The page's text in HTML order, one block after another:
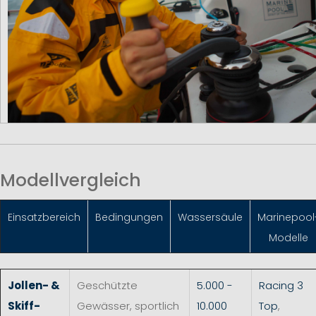
Modellvergleich
Einsatzbereich Bedingungen Wassersäule
Modelle
Jollen- &
Skiff-
Geschützte
Gewässer, sportlich
5.000 -
10.000
Racing 3
Top,